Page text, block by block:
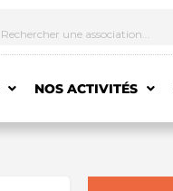
NOS ACTIVITÉS